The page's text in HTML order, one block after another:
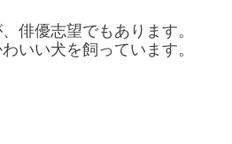
俳優志望でもあります。
いい犬を飼っています。